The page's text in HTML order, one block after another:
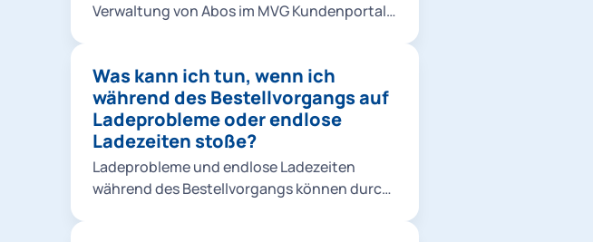
Verwaltung von Abos im MVG Kundenportal
noch bestellbar ist. Für Deutschlandticket,
Ermäßigungsticket und alle MVV Abos
gilt: Eine Bestellung ist bis zum 10.
Kalendertag des laufenden Monats möglich.
Sie bezahlen auch bei einem Einstieg im
laufenden Monat immer den vollen
Was kann ich tun, wenn ich
während des Bestellvorgangs auf
Ladeprobleme oder endlose
Ladezeiten stoße?
Ladeprobleme und endlose Ladezeiten
während des Bestellvorgangs können durch